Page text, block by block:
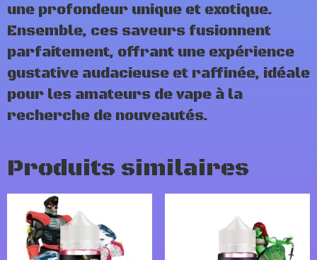
une profondeur unique et exotique.
Ensemble, ces saveurs fusionnent
parfaitement, offrant une expérience
gustative audacieuse et raffinée, idéale
pour les amateurs de vape à la
recherche de nouveautés.
Produits similaires